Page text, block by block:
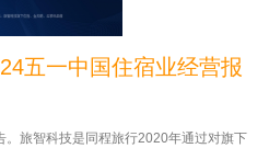
五一中国住宿业经营报
。旅智科技是同程旅行2020年通过对旗下